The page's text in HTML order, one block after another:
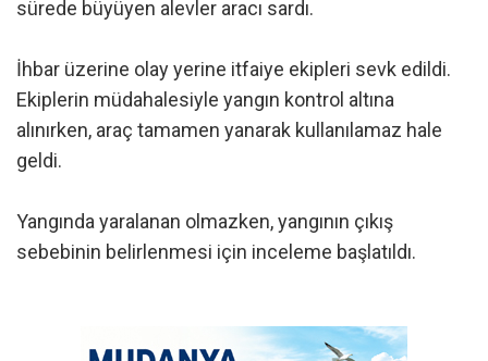
sürede büyüyen alevler aracı sardı.
İhbar üzerine olay yerine itfaiye ekipleri sevk edildi.
Ekiplerin müdahalesiyle yangın kontrol altına
alınırken, araç tamamen yanarak kullanılamaz hale
geldi.
Yangında yaralanan olmazken, yangının çıkış
sebebinin belirlenmesi için inceleme başlatıldı.